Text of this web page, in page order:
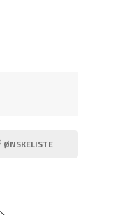
ØNSKELISTE